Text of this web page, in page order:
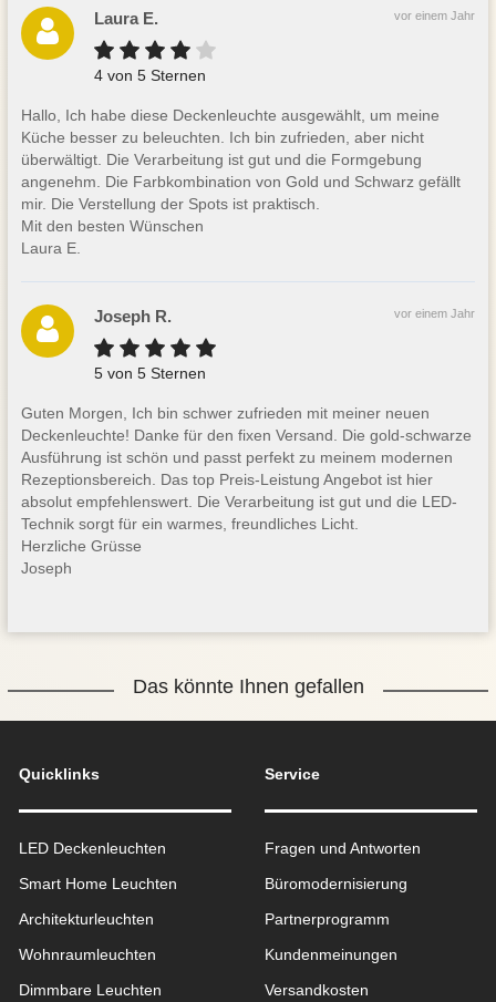
Laura E.
4 von 5 Sternen
vor einem Jahr
Hallo, Ich habe diese Deckenleuchte ausgewählt, um meine
Küche besser zu beleuchten. Ich bin zufrieden, aber nicht
überwältigt. Die Verarbeitung ist gut und die Formgebung
angenehm. Die Farbkombination von Gold und Schwarz gefällt
mir. Die Verstellung der Spots ist praktisch.
Mit den besten Wünschen
Laura E.
Joseph R.
5 von 5 Sternen
vor einem Jahr
Guten Morgen, Ich bin schwer zufrieden mit meiner neuen
Deckenleuchte! Danke für den fixen Versand. Die gold-schwarze
Ausführung ist schön und passt perfekt zu meinem modernen
Rezeptionsbereich. Das top Preis-Leistung Angebot ist hier
absolut empfehlenswert. Die Verarbeitung ist gut und die LED-
Technik sorgt für ein warmes, freundliches Licht.
Herzliche Grüsse
Joseph
Das könnte Ihnen gefallen
Quicklinks
LED Deckenleuchten
Smart Home Leuchten
Architekturleuchten
Wohnraum­leuchten
Dimmbare Leuchten
Service
Fragen und Antworten
Büromodernisierung
Partnerprogramm
Kundenmeinungen
Versandkosten